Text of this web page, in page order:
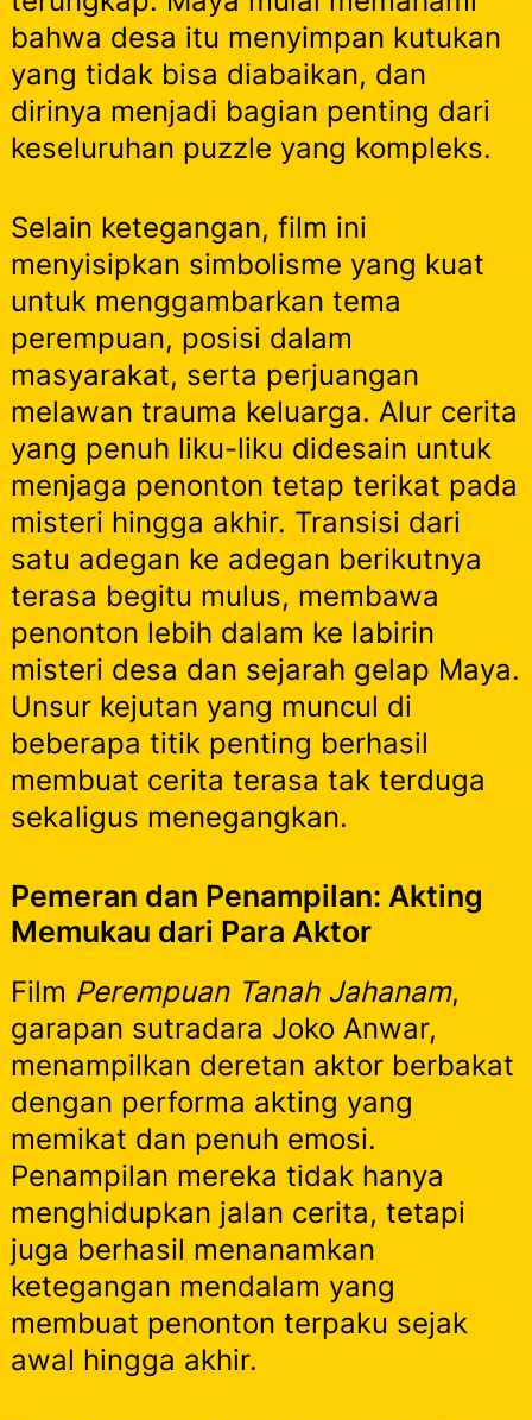
bahwa desa itu menyimpan kutukan
yang tidak bisa diabaikan, dan
dirinya menjadi bagian penting dari
keseluruhan puzzle yang kompleks.
Selain ketegangan, film ini
menyisipkan simbolisme yang kuat
untuk menggambarkan tema
perempuan, posisi dalam
masyarakat, serta perjuangan
melawan trauma keluarga. Alur cerita
yang penuh liku-liku didesain untuk
menjaga penonton tetap terikat pada
misteri hingga akhir. Transisi dari
satu adegan ke adegan berikutnya
terasa begitu mulus, membawa
penonton lebih dalam ke labirin
misteri desa dan sejarah gelap Maya.
Unsur kejutan yang muncul di
beberapa titik penting berhasil
membuat cerita terasa tak terduga
sekaligus menegangkan.
Pemeran dan Penampilan: Akting
Memukau dari Para Aktor
Film Perempuan Tanah Jahanam,
garapan sutradara Joko Anwar,
menampilkan deretan aktor berbakat
dengan performa akting yang
memikat dan penuh emosi.
Penampilan mereka tidak hanya
menghidupkan jalan cerita, tetapi
juga berhasil menanamkan
ketegangan mendalam yang
membuat penonton terpaku sejak
awal hingga akhir.